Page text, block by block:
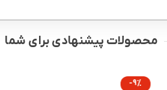
محصولات پیشنهادی برای شما
-9%